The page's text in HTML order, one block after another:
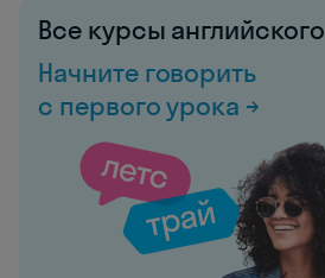
Все курсы английского
Начните говорить
с первого урока →